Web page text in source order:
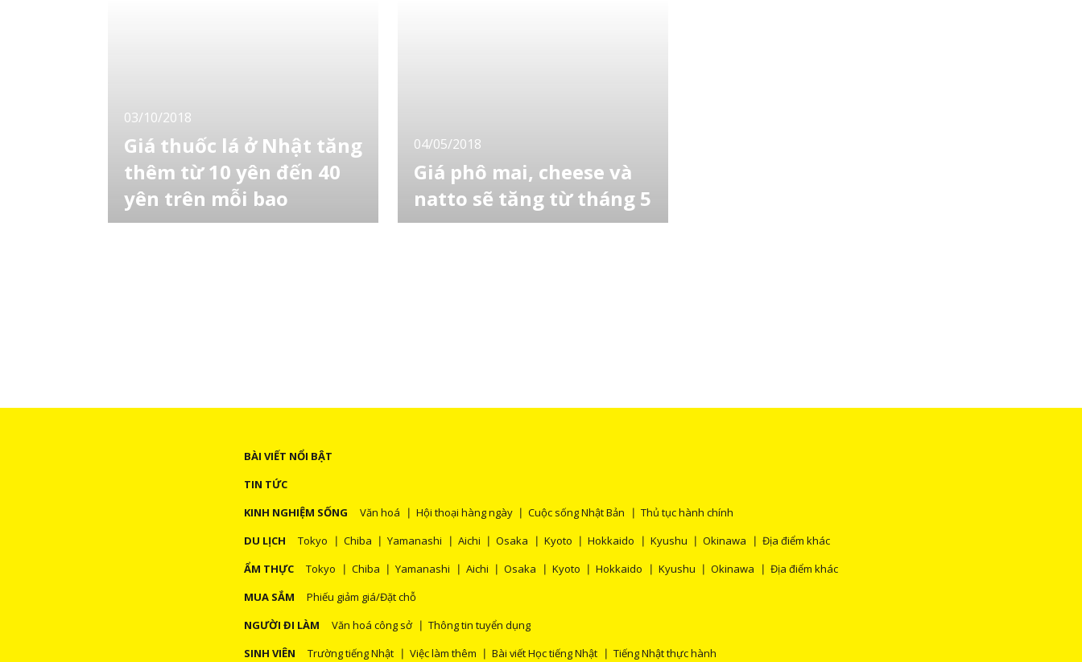
03/10/2018
Giá thuốc lá ở Nhật tăng
thêm từ 10 yên đến 40
yên trên mỗi bao
Từ ngày 1/10/2018, mỗi điếu thuốc lá sẽ bị
04/05/2018
Giá phô mai, cheese và
natto sẽ tăng từ tháng 5
Công ty "Snow Brand Megumiruku" và
BÀI VIẾT NỔI BẬT
TIN TỨC
KINH NGHIỆM SỐNG
Văn hoá Hội thoại hàng ngày Cuộc sống Nhật Bản
Thủ tục hành chính
DU LỊCH
Tokyo Chiba Yamanashi Aichi Osaka Kyoto Hokkaido Kyushu Okinawa
Địa điểm khác
ẨM THỰC
Tokyo Chiba Yamanashi Aichi Osaka Kyoto Hokkaido Kyushu Okinawa
Địa điểm khác
MUA SẮM
Phiếu giảm giá/Đặt chỗ
NGƯỜI ĐI LÀM
Văn hoá công sở
Thông tin tuyển dụng
SINH VIÊN
Trường tiếng Nhật Việc làm thêm Bài viết Học tiếng Nhật Tiếng Nhật thực hành